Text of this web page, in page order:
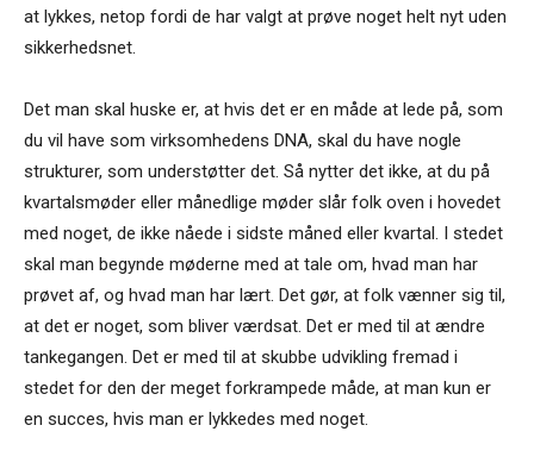
at lykkes, netop fordi de har valgt at prøve noget helt nyt uden
sikkerhedsnet.
Det man skal huske er, at hvis det er en måde at lede på, som
du vil have som virksomhedens DNA, skal du have nogle
strukturer, som understøtter det. Så nytter det ikke, at du på
kvartalsmøder eller månedlige møder slår folk oven i hovedet
med noget, de ikke nåede i sidste måned eller kvartal. I stedet
skal man begynde møderne med at tale om, hvad man har
prøvet af, og hvad man har lært. Det gør, at folk vænner sig til,
at det er noget, som bliver værdsat. Det er med til at ændre
tankegangen. Det er med til at skubbe udvikling fremad i
stedet for den der meget forkrampede måde, at man kun er
en succes, hvis man er lykkedes med noget.